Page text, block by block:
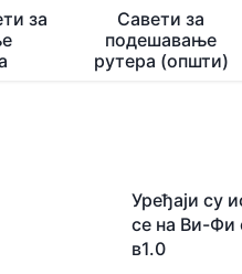
за
Савети за
подешавање
рутера (општи)
Уређаји су
се на Ви-
в1.0